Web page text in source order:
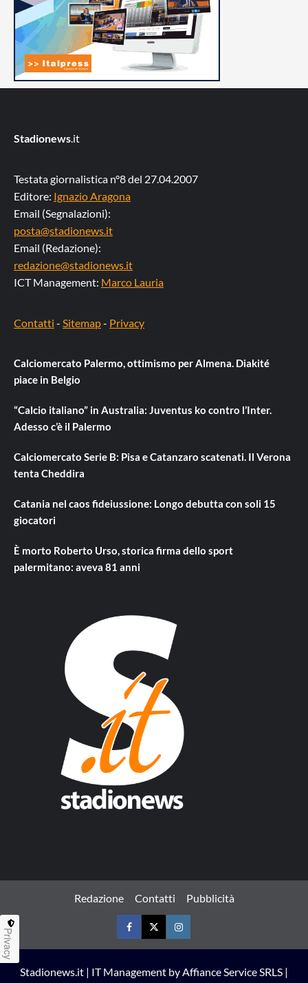
Stadionews.it
Testata giornalistica n°8 del 27.04.2007
Editore: Ignazio Aragona
Email (Segnalazioni):
posta@stadionews.it
Email (Redazione):
redazione@stadionews.it
ICT Management: Marco Lauria
Contatti - Sitemap- Privacy
Calciomercato Palermo, ottimismo per Almena. Diakité
piace in Belgio
“Calcio italiano” in Australia: Juventus ko contro l’Inter.
Adesso c’è il Palermo
Calciomercato Serie B: Pisa e Catanzaro scatenati. Il Verona
tenta Cheddira
Catania nel caos fideiussione: Longo debutta con soli 15
giocatori
È morto Roberto Urso, storica firma dello sport
palermitano: aveva 81 anni
Redazione Contatti Pubblicità
FacebookTwitterInstagram
Stadionews.it | IT Management by Affiance Service SRLS |
Privacy